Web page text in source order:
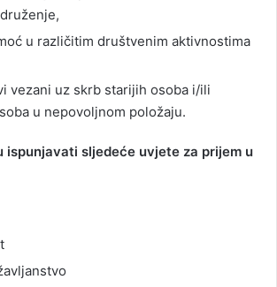
u različitim društvenim aktivnostima
vezani uz skrb starijih osoba i/ili
u nepovoljnom položaju.
ispunjavati sljedeće uvjete za prijem u